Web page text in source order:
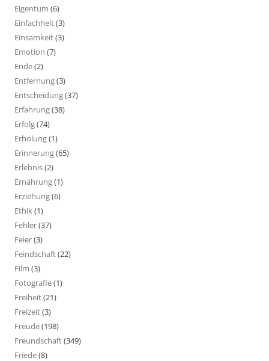
Eigentum (6)
Einfachheit(3)
Einsamkeit(3)
Emotion (7)
Ende(2)
Entfernung(3)
Entscheidung(37)
Erfahrung(38)
Erfolg(74)
Erholung(1)
Erinnerung(65)
Erlebnis(2)
Ernährung(1)
Erziehung(6)
Ethik(1)
Fehler(37)
Feier(3)
Feindschaft(22)
Film (3)
Fotografie(1)
Freiheit(21)
Freizeit(3)
Freude(198)
Freundschaft(349)
Friede(8)